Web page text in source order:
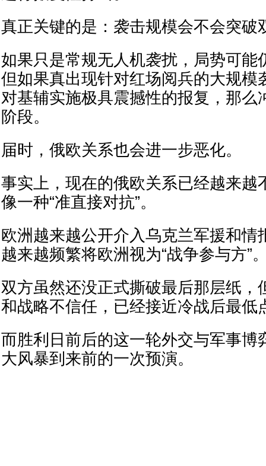
真正关键的是：袭击规模会不会突破
如果只是常规无人机袭扰，局势可能
但如果真出现针对红场阅兵的大规模
对基辅实施极具震撼性的报复，那么
阶段。
届时，俄欧关系也会进一步恶化。
事实上，现在的俄欧关系已经越来越
像一种“准直接对抗”。
欧洲越来越公开介入乌克兰军援和情
越来越频繁将欧洲视为“战争参与方”
双方虽然还没正式撕破最后那层纸，
和战略不信任，已经接近冷战后最低
而胜利日前后的这一轮外交与军事博
大风暴到来前的一次预演。